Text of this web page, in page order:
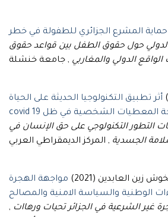
حماية المشرع الجزائري للطفولة في خطر
الدولي حول حقوق الطفل بين قواعد حقوق
الدولي والمغاربي , جامعة خنشلة
أثر تطبيق التكنولوجيا الحديثة على الحياة
الخاصة. ) معالجة المعطيات الشخصية في ظل covid 19
التطور التكنولوجي على حق الإنسان في
الجسدية , المركز الديمقراطي العربي
مواجهة الهجرة
الوطنية والسياسة الامنية والمصالح
غير الشرعية في الجزائر تحيات ورهاات ,